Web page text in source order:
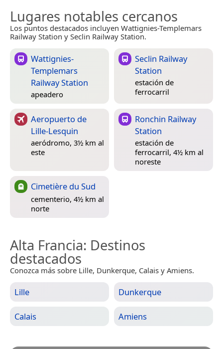
Lugares notables cercanos
Los puntos destacados incluyen Wattignies-Templemars
Railway Station y Seclin Railway Station.
Wattignies-
Templemars
Railway Station
apeadero
Seclin Railway
Station
estación de
ferrocarril
Aeropuerto de
Lille-Lesquin
aeródromo, 3½ km al
este
Ronchin Railway
Station
estación de
ferrocarril, 4½ km al
noreste
Cimetière du Sud
cementerio, 4½ km al
norte
Alta Francia: Destinos
destacados
Conozca más sobre Lille, Dunkerque, Calais y Amiens.
Lille Dunkerque
Calais Amiens